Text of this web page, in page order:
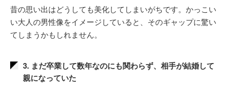
昔の思い出はどうしても美化してしまいがちです。かっこい
い大人の男性像をイメージしていると、そのギャップに驚い
てしまうかもしれません。
3. まだ卒業して数年なのにも関わらず、相手が結婚して
親になっていた